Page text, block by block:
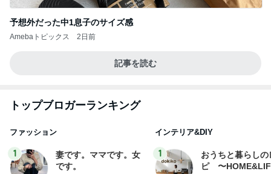
予想外だった中1息子のサイズ感
Amebaトピックス 2日前
記事を読む
トップブロガーランキング
ファッション
1
妻です。ママです。女
です。
インテリア&DIY
1
おうちと暮らしの
ピ 〜